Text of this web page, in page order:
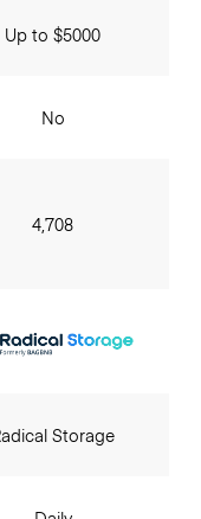
Up to $5000
No
4,708
Storage